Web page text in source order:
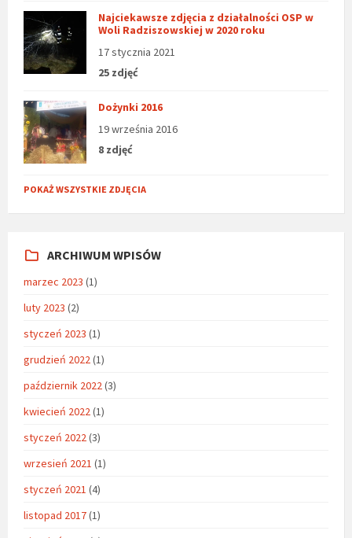
Najciekawsze zdjęcia z działalności OSP w
Woli Radziszowskiej w 2020 roku
17 stycznia 2021
25 zdjęć
Dożynki 2016
19 września 2016
8 zdjęć
POKAŻ WSZYSTKIE ZDJĘCIA
ARCHIWUM WPISÓW
marzec 2023 (1)
luty 2023 (2)
styczeń 2023 (1)
grudzień 2022(1)
październik 2022(3)
kwiecień 2022(1)
styczeń 2022(3)
wrzesień 2021 (1)
styczeń 2021 (4)
listopad 2017(1)